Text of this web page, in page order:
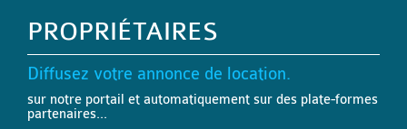
PROPRIÉTAIRES
Diffusez votre annonce de location.
sur notre portail et automatiquement sur des plate-formes
partenaires...